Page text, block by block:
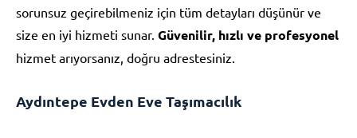
sorunsuz geçirebilmeniz için tüm detayları düşünür ve
size en iyi hizmeti sunar. Güvenilir, hızlı ve profesyonel
hizmet arıyorsanız, doğru adrestesiniz.
Aydıntepe Evden Eve Taşımacılık